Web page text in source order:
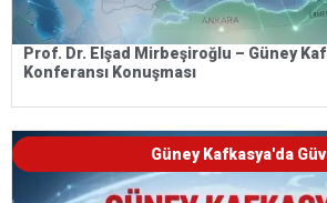
Prof. Dr. Elşad Mirbeşiroğlu – Güney
Konferansı Konuşması
Güney Kafkasya'da